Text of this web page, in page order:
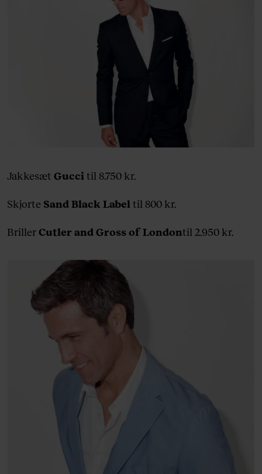
Jakkesæt Gucci til 8.750 kr.
Skjorte Sand Black Label til 800 kr.
BrillerCutler and Gross of Londontil 2.950 kr.